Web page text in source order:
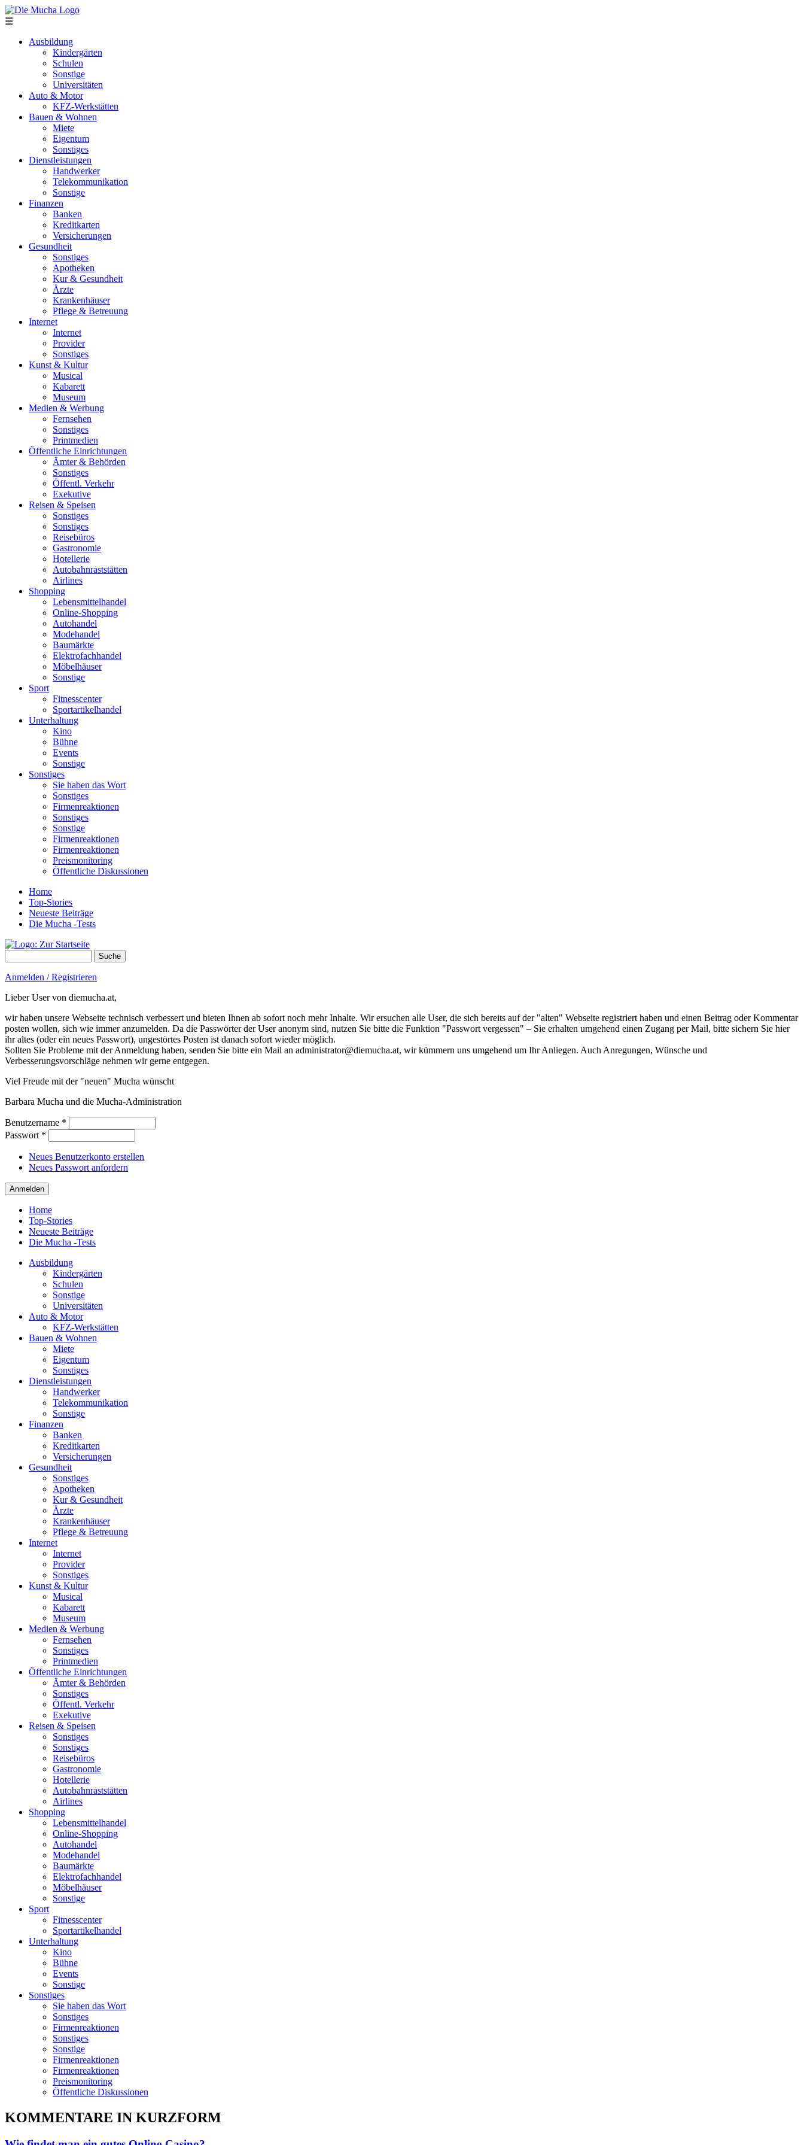
Direkt zum Inhalt
☰
Ausbildung
Kindergärten
Schulen
Sonstige
Universitäten
Auto & Motor
KFZ-Werkstätten
Bauen & Wohnen
Miete
Eigentum
Sonstiges
Dienstleistungen
Handwerker
Telekommunikation
Sonstige
Finanzen
Banken
Kreditkarten
Versicherungen
Gesundheit
Sonstiges
Apotheken
Kur & Gesundheit
Ärzte
Krankenhäuser
Pflege & Betreuung
Internet
Internet
Provider
Sonstiges
Kunst & Kultur
Musical
Kabarett
Museum
Medien & Werbung
Fernsehen
Sonstiges
Printmedien
Öffentliche Einrichtungen
Ämter & Behörden
Sonstiges
Öffentl. Verkehr
Exekutive
Reisen & Speisen
Sonstiges
Sonstiges
Reisebüros
Gastronomie
Hotellerie
Autobahnraststätten
Airlines
Shopping
Lebensmittelhandel
Online-Shopping
Autohandel
Modehandel
Baumärkte
Elektrofachhandel
Möbelhäuser
Sonstige
Sport
Fitnesscenter
Sportartikelhandel
Unterhaltung
Kino
Bühne
Events
Sonstige
Sonstiges
Sie haben das Wort
Sonstiges
Firmenreaktionen
Sonstiges
Sonstige
Firmenreaktionen
Firmenreaktionen
Preismonitoring
Öffentliche Diskussionen
Home
Top-Stories
Neueste Beiträge
Die Mucha -Tests
Anmelden / Registrieren
Lieber User von diemucha.at,
wir haben unsere Webseite technisch verbessert und bieten Ihnen ab sofort noch mehr Inhalte. Wir ersuchen alle User, die sich bereits auf der "alten" Webseite registriert haben und einen Beitrag oder Kommentar
posten wollen, sich wie immer anzumelden. Da die Passwörter der User anonym sind, nutzen Sie bitte die Funktion "Passwort vergessen" – Sie erhalten umgehend einen Zugang per Mail, bitte sichern Sie hier
ihr altes (oder ein neues Passwort), ungestörtes Posten ist danach sofort wieder möglich.
Sollten Sie Probleme mit der Anmeldung haben, senden Sie bitte ein Mail an administrator@diemucha.at, wir kümmern uns umgehend um Ihr Anliegen. Auch Anregungen, Wünsche und
Verbesserungsvorschläge nehmen wir gerne entgegen.
Viel Freude mit der "neuen" Mucha wünscht
Barbara Mucha und die Mucha-Administration
Benutzername *
Passwort *
Neues Benutzerkonto erstellen
Neues Passwort anfordern
Home
Top-Stories
Neueste Beiträge
Die Mucha -Tests
Ausbildung
Kindergärten
Schulen
Sonstige
Universitäten
Auto & Motor
KFZ-Werkstätten
Bauen & Wohnen
Miete
Eigentum
Sonstiges
Dienstleistungen
Handwerker
Telekommunikation
Sonstige
Finanzen
Banken
Kreditkarten
Versicherungen
Gesundheit
Sonstiges
Apotheken
Kur & Gesundheit
Ärzte
Krankenhäuser
Pflege & Betreuung
Internet
Internet
Provider
Sonstiges
Kunst & Kultur
Musical
Kabarett
Museum
Medien & Werbung
Fernsehen
Sonstiges
Printmedien
Öffentliche Einrichtungen
Ämter & Behörden
Sonstiges
Öffentl. Verkehr
Exekutive
Reisen & Speisen
Sonstiges
Sonstiges
Reisebüros
Gastronomie
Hotellerie
Autobahnraststätten
Airlines
Shopping
Lebensmittelhandel
Online-Shopping
Autohandel
Modehandel
Baumärkte
Elektrofachhandel
Möbelhäuser
Sonstige
Sport
Fitnesscenter
Sportartikelhandel
Unterhaltung
Kino
Bühne
Events
Sonstige
Sonstiges
Sie haben das Wort
Sonstiges
Firmenreaktionen
Sonstiges
Sonstige
Firmenreaktionen
Firmenreaktionen
Preismonitoring
Öffentliche Diskussionen
KOMMENTARE IN KURZFORM